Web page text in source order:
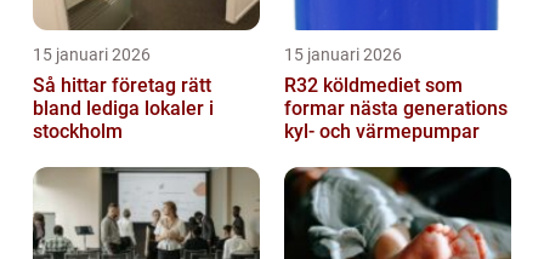
15 januari 2026
Så hittar företag rätt
bland lediga lokaler i
stockholm
15 januari 2026
R32 köldmediet som
formar nästa generations
kyl- och värmepumpar